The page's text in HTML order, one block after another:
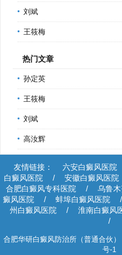
刘斌
王筱梅
热门文章
孙定英
王筱梅
刘斌
高汝辉
友情链接： 六安白癜风医院
白癜风医院
/ 安徽白癜风医院
合肥白癜风专科医院
/ 乌鲁
癜风医院
/ 蚌埠白癜风医院 /
州白癜风医院
/ 淮南白癜风
/
合肥华研白癜风防治所（普通合伙
号-1